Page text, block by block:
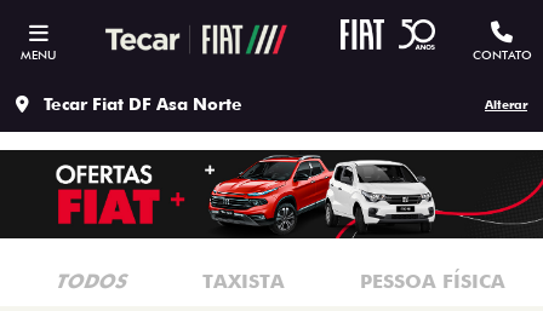
MENU CONTATO
Tecar Fiat DF Asa Norte Alterar
TODOS TAXISTA PESSOA FÍSICA